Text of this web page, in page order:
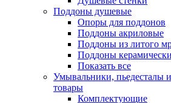
Поддоны душевые
Опоры для поддонов
Поддоны акриловые
Поддоны из литого
Поддоны
Показать все
Умывальники, пьедесталы
товары
Комплектующие